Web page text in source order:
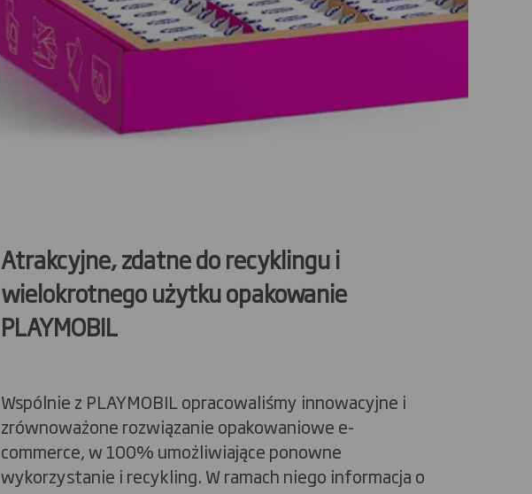
Atrakcyjne, zdatne do recyklingu i
wielokrotnego użytku opakowanie
PLAYMOBIL
Wspólnie z PLAYMOBIL opracowaliśmy innowacyjne i
zrównoważone rozwiązanie opakowaniowe e-
commerce, w 100% umożliwiające ponowne
wykorzystanie i recykling. W ramach niego informacja o